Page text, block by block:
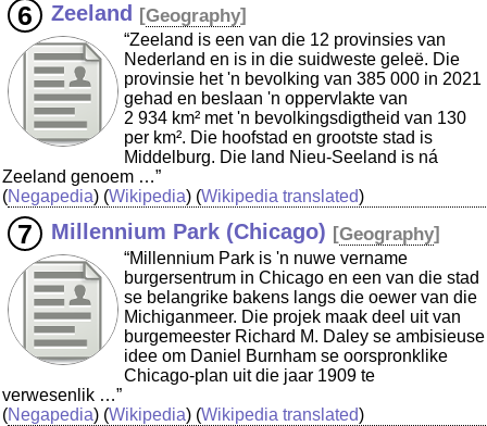
Zeeland [Geography]
“Zeeland is een van die 12 provinsies van
Nederland en is in die suidweste geleë. Die
provinsie het 'n bevolking van 385 000 in 2021
gehad en beslaan 'n oppervlakte van
2 934 km² met 'n bevolkingsdigtheid van 130
per km². Die hoofstad en grootste stad is
Middelburg. Die land Nieu-Seeland is ná
Zeeland genoem …”
(Negapedia) (Wikipedia) (Wikipedia translated)
Millennium Park (Chicago) [Geography]
“Millennium Park is 'n nuwe vername
burgersentrum in Chicago en een van die stad
se belangrike bakens langs die oewer van die
Michiganmeer. Die projek maak deel uit van
burgemeester Richard M. Daley se ambisieuse
idee om Daniel Burnham se oorspronklike
Chicago-plan uit die jaar 1909 te
verwesenlik …”
(Negapedia) (Wikipedia) (Wikipedia translated)